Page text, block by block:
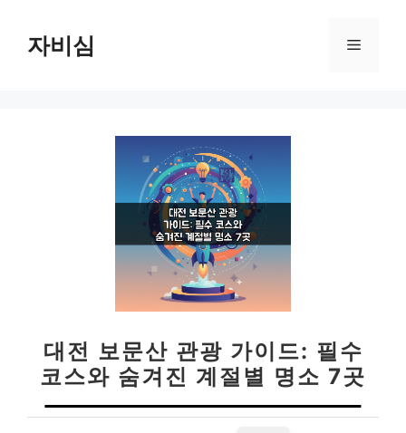
자비심 메
대전 보문산 관광 가이드: 필수
코스와 숨겨진 계절별 명소 7곳